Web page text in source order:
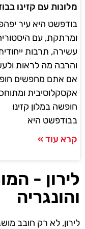
מלונות עם קזינו
בודפשט היא עיר
ומרתקת, עם
עשירה, תרבות
והרבה מה לראות
אם אתם מחפשים
אקסקלוסיבית
חופשה במלון קזינו
בבודפשט היא
קרא עוד »
לירון -
והונגריה
לירון, לא רק חובב